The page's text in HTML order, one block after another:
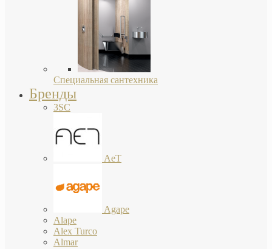
Специальная сантехника
Бренды
3SC
AeT
Agape
Alape
Alex Turco
Almar